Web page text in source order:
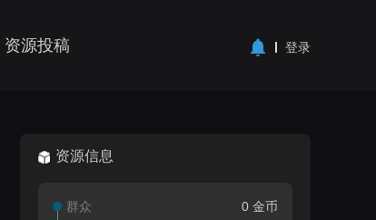
资源投稿 登录
资源信息
群众 0 金币